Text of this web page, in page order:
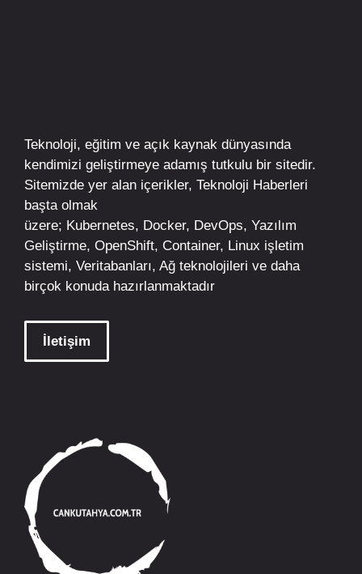
Teknoloji, eğitim ve açık kaynak dünyasında
kendimizi geliştirmeye adamış tutkulu bir sitedir.
Sitemizde yer alan içerikler, Teknoloji Haberleri
başta olmak
üzere; Kubernetes, Docker, DevOps, Yazılım
Geliştirme, OpenShift, Container, Linux işletim
sistemi, Veritabanları, Ağ teknolojileri ve daha
birçok konuda hazırlanmaktadır
İletişim